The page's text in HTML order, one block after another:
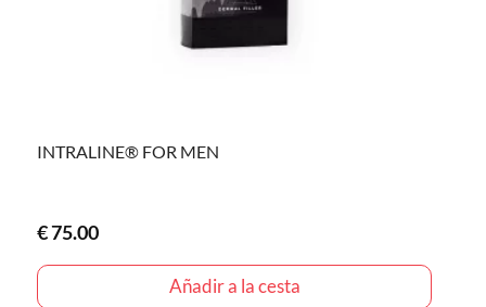
INTRALINE® FOR MEN
€75.00
Añadir a la cesta